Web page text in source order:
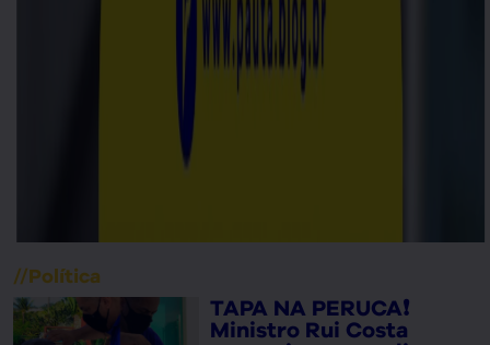
//Política
TAPA NA PERUCA❗
Ministro Rui Costa